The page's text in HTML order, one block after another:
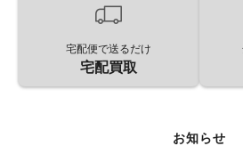
宅配便で送るだけ
宅配買取
お知らせ